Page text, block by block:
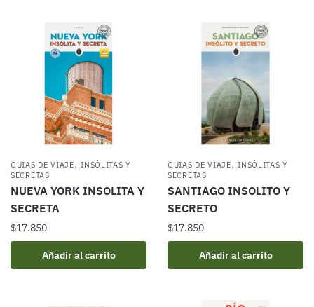
GUIAS DE VIAJE,INSÓLITAS Y
SECRETAS
NUEVA YORK INSOLITA Y
SECRETA
$17.850
Añadir al carrito
GUIAS DE VIAJE,INSÓLITAS Y
SECRETAS
SANTIAGO INSOLITO Y
SECRETO
$17.850
Añadir al carrito